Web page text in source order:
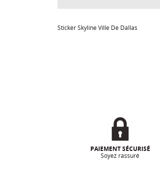
Sticker Skyline Ville De Dallas
PAIEMENT SÉCURISÉ
Soyez rassuré